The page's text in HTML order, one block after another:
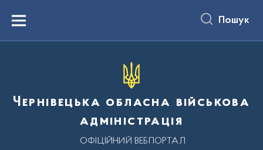
вмістуMenu Пошук
Чернівецька обласна військова
адміністрація
ОФІЦІЙНИЙ ВЕБПОРТАЛ